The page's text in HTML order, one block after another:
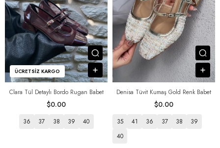
Clara Tül Detaylı Bordo Rugan Babet
$0.00
ÜCRETSIZ KARGO
Ürünü İncele
Sepete Ekle
36 37 38 39 40
Denisa Tüvit Kumaş Gold Renk Babet
$0.00
35 41 36 37 38
39
40